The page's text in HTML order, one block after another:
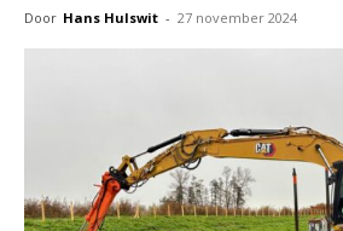
Door Hans Hulswit - 27 november 2024